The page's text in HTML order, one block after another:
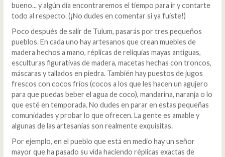
bueno... y algún día encontraremos el tiempo para ir y contarte
todo al respecto. (¡No dudes en comentar si ya fuiste!)
Poco después de salir de Tulum, pasarás por tres pequeños
pueblos. En cada uno hay artesanos que crean muebles de
madera hechos a mano, réplicas de reliquias mayas antiguas,
esculturas figurativas de madera, macetas hechas con troncos,
máscaras y tallados en piedra. También hay puestos de jugos
frescos con cocos fríos (cocos a los que les hacen un agujero
para que puedas beber el agua de coco), mandarina, naranja o lo
que esté en temporada. No dudes en parar en estas pequeñas
comunidades y probar lo que ofrecen. La gente es amable y
algunas de las artesanías son realmente exquisitas.
Por ejemplo, en el pueblo que está en medio hay un señor
mayor que ha pasado su vida haciendo réplicas exactas de